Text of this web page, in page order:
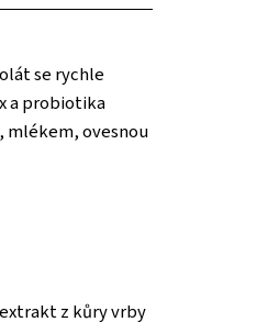
se rychle
a probiotika
mlékem, ovesnou
z kůry vrby